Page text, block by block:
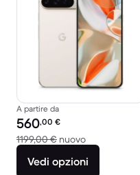
A partire da
Prezzo del ricondizionato:
560,00 €
1199,00 € nuovoRispetto a
Vedi opzioni